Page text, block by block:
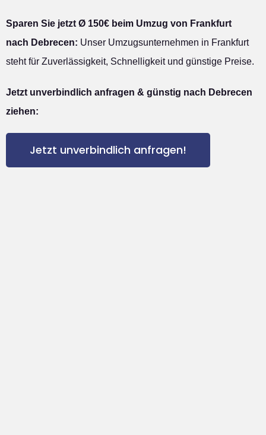
Sparen Sie jetzt Ø 150€ beim Umzug von Frankfurt
nach Debrecen: Unser Umzugsunternehmen in Frankfurt
steht für Zuverlässigkeit, Schnelligkeit und günstige Preise.
Jetzt unverbindlich anfragen & günstig nach Debrecen
ziehen:
Jetzt unverbindlich anfragen!